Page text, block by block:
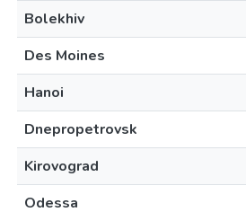
Bolekhiv
Des Moines
Hanoi
Dnepropetrovsk
Kirovograd
Odessa